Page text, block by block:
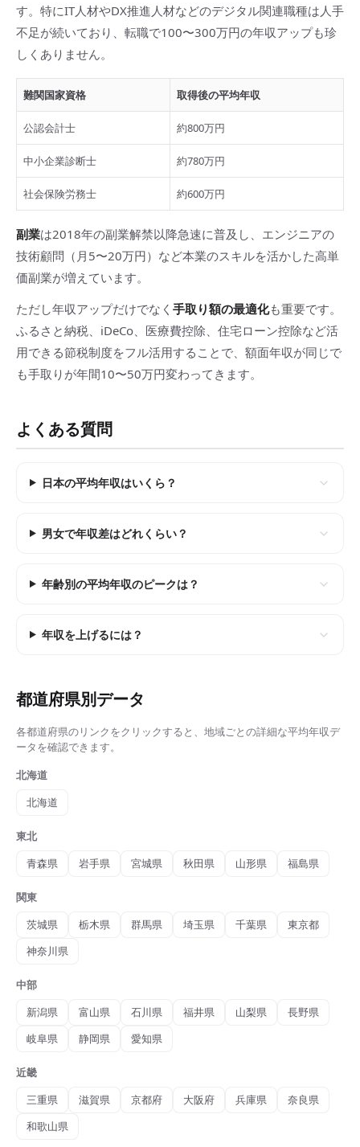
す。特にIT人材やDX推進人材などのデジタル関連職種は人手
不足が続いており、転職で100〜300万円の年収アップも珍
しくありません。
難関国家資格 取得後の平均年収
公認会計士 約800万円
中小企業診断士 約780万円
社会保険労務士 約600万円
副業は2018年の副業解禁以降急速に普及し、エンジニアの
技術顧問（月5〜20万円）など本業のスキルを活かした高単
価副業が増えています。
ただし年収アップだけでなく 手取り額の最適化も重要です。
ふるさと納税、iDeCo、医療費控除、住宅ローン控除など活
用できる節税制度をフル活用することで、額面年収が同じで
も手取りが年間10〜50万円変わってきます。
よくある質問
日本の平均年収はいくら？
男女で年収差はどれくらい？
年齢別の平均年収のピークは？
年収を上げるには？
都道府県別データ
各都道府県のリンクをクリックすると、地域ごとの詳細な平均年収デ
ータを確認できます。
北海道
北海道
東北
青森県
岩手県 宮城県 秋田県 山形県 福島県
関東
茨城県
栃木県 群馬県 埼玉県 千葉県
東京都
神奈川県
中部
新潟県
富山県 石川県 福井県 山梨県
長野県
岐阜県
静岡県 愛知県
近畿
三重県
滋賀県 京都府 大阪府 兵庫県
奈良県
和歌山県